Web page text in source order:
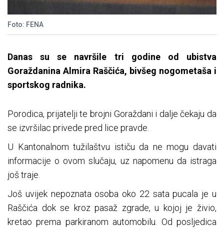
Foto: FENA
Danas su se navršile tri godine od ubistva
Goraždanina Almira Raščića, bivšeg nogometaša i
sportskog radnika.
Porodica, prijatelji te brojni Goraždani i dalje čekaju da
se izvršilac privede pred lice pravde.
U Kantonalnom tužilaštvu ističu da ne mogu davati
informacije o ovom slučaju, uz napomenu da istraga
još traje.
Još uvijek nepoznata osoba oko 22 sata pucala je u
Raščića dok se kroz pasaž zgrade, u kojoj je živio,
kretao prema parkiranom automobilu. Od posljedica